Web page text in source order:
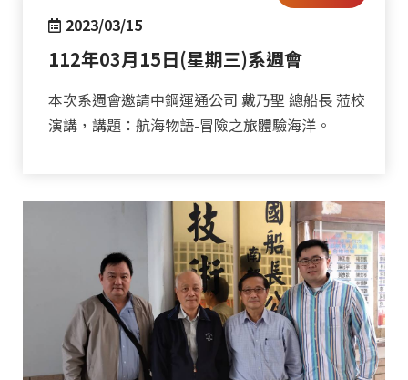
2023/03/15
112年03月15日(星期三)系週會
本次系週會邀請中鋼運通公司 戴乃聖 總船長 蒞校
演講，講題：航海物語-冒險之旅體驗海洋。